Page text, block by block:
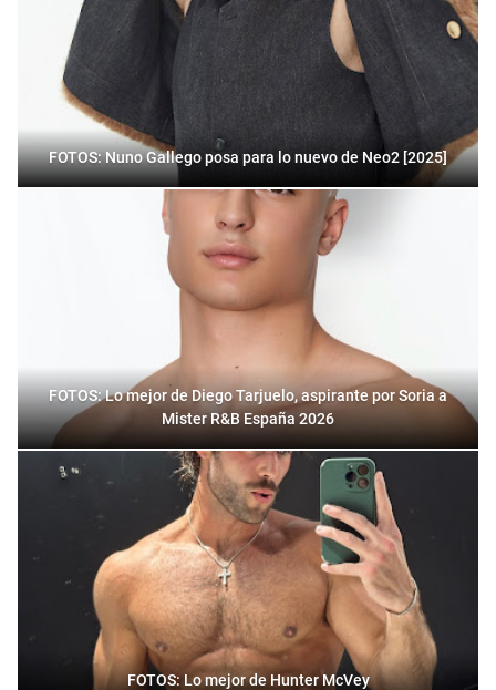
FOTOS: Nuno Gallego posa para lo nuevo de Neo2 [2025]
FOTOS: Lo mejor de Diego Tarjuelo, aspirante por Soria a
Mister R&B España 2026
FOTOS: Lo mejor de Hunter McVey